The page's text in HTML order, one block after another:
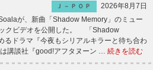
Ｊ－ＰＯＰ
2026年8月7日
が、新曲「Shadow Memory」のミュー
クビデオを公開した。 「Shadow
るドラマ『今夜もシリアルキラーと待ち合わ
講談社『good!アフタヌーン … 続きを読む